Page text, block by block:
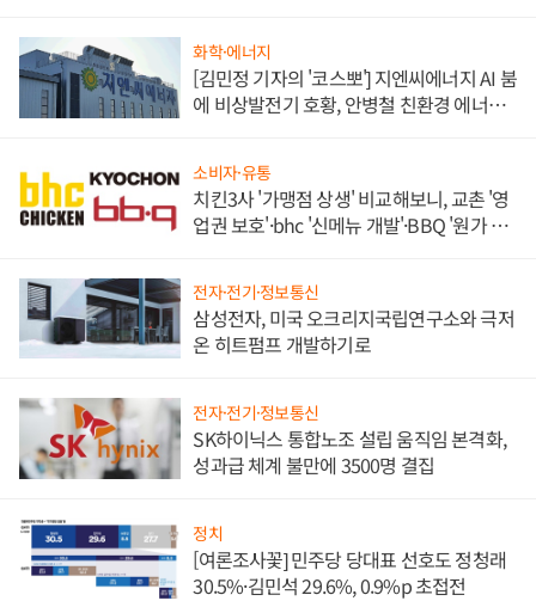
화학·에너지
[김민정 기자의 '코스뽀'] 지엔씨에너지 AI 붐
에 비상발전기 호황, 안병철 친환경 에너지
소비자·유통
치킨3사 '가맹점 상생' 비교해보니, 교촌 '영
업권 보호'·bhc '신메뉴 개발'·BBQ '원가 부
전자·전기·정보통신
삼성전자, 미국 오크리지국립연구소와 극저
온 히트펌프 개발하기로
전자·전기·정보통신
SK하이닉스 통합노조 설립 움직임 본격화,
성과급 체계 불만에 3500명 결집
정치
[여론조사꽃] 민주당 당대표 선호도 정청래
30.5%·김민석 29.6%, 0.9%p 초접전